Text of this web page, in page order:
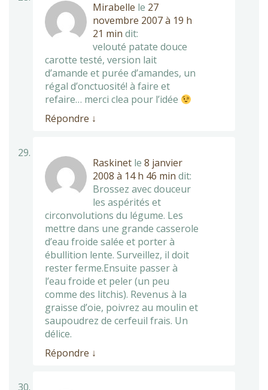
Mirabelle le 27
novembre 2007 à 19 h
21 min dit:
velouté patate douce
carotte testé, version lait
d’amande et purée d’amandes, un
régal d’onctuosité! à faire et
refaire… merci clea pour l’idée
Répondre ↓
Raskinet le 8 janvier
2008 à 14 h 46 min dit:
Brossez avec douceur
les aspérités et
circonvolutions du légume. Les
mettre dans une grande casserole
d’eau froide salée et porter à
ébullition lente. Surveillez, il doit
rester ferme.Ensuite passer à
l’eau froide et peler (un peu
comme des litchis). Revenus à la
graisse d’oie, poivrez au moulin et
saupoudrez de cerfeuil frais. Un
délice.
Répondre ↓